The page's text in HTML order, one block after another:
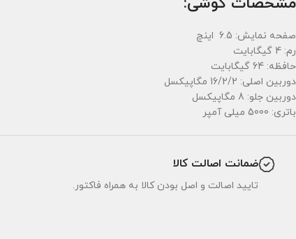
صفحه نمایش: 6.5 اینچ
رم: 4 گیگابایت
حافظه: 64 گیگابایت
دوربین اصلی: 16/2/2 مگاپیکسل
دوربین جلو: 8 مگاپیکسل
باتری: 5000 میلی آمپر
ضمانت اصالت کالا
تایید اصالت و اصل بودن کالا به همراه فاکتور.